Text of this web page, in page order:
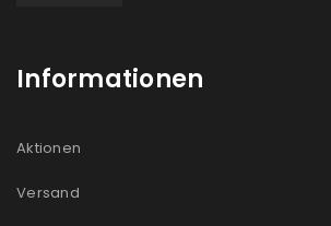
Informationen
Aktionen
Versand